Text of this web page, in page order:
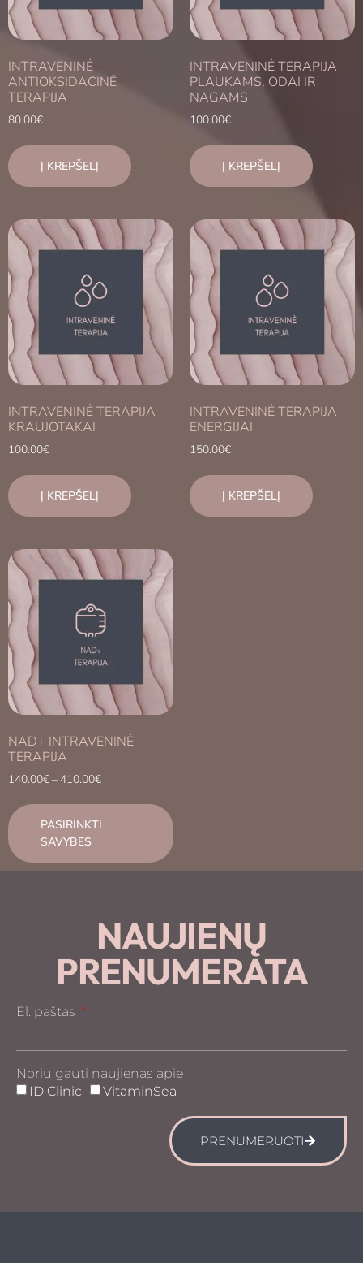
INTRAVENINĖ
ANTIOKSIDACINĖ
TERAPIJA
80.00€
Į KREPŠELĮ
INTRAVENINĖ TERAPIJA
PLAUKAMS, ODAI IR
NAGAMS
100.00€
Į KREPŠELĮ
INTRAVENINĖ TERAPIJA
KRAUJOTAKAI
100.00€
Į KREPŠELĮ
INTRAVENINĖ TERAPIJA
ENERGIJAI
150.00€
Į KREPŠELĮ
NAD+ INTRAVENINĖ
TERAPIJA
140.00€–410.00€
PASIRINKTI
SAVYBES
NAUJIENŲ
PRENUMERATA
El. paštas
Noriu gauti naujienas apie
ID Clinic
VitaminSea
PRENUMERUOTI